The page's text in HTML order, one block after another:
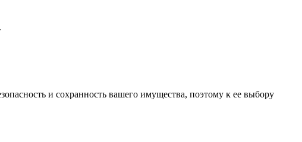
и сохранность вашего имущества, поэтому к ее выбору